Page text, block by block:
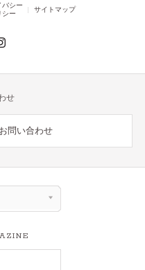
バシー
シー
サイトマップ
せ
問い合わせ